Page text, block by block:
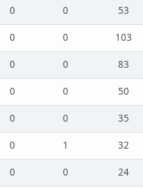
0 0
53
0 0
103
0 0
83
0 0
50
0 0
35
0 1
32
0 0
24